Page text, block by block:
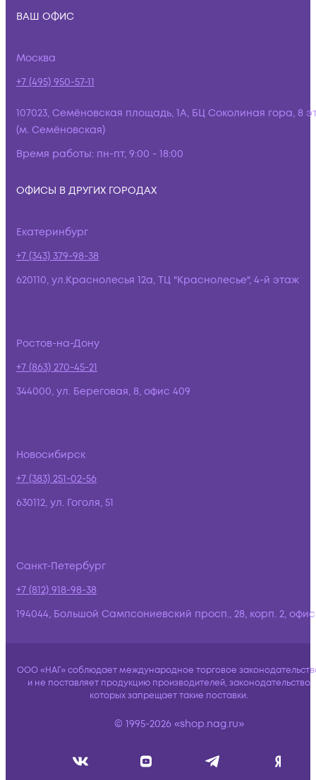
ВАШ ОФИС
Москва
+7 (495) 950-57-11
107023, Семёновская площадь, 1А, БЦ Соколиная гора, 8
(м. Семёновская)
Время работы: пн-пт, 9:00 - 18:00
ОФИСЫ В ДРУГИХ ГОРОДАХ
Екатеринбург
+7 (343) 379-98-38
620110, ул.Краснолесья 12а, ТЦ "Краснолесье", 4-й этаж
Ростов-на-Дону
+7 (863) 270-45-21
344000, ул. Береговая, 8, офис 409
Новосибирск
+7 (383) 251-02-56
630112, ул. Гоголя, 51
Санкт-Петербург
+7 (812) 918-98-38
194044, Большой Сампсониевский просп., 28, корп. 2,
ООО «НАГ» соблюдает международное торговое
и не поставляет продукцию производителей, законодательство
которых запрещает такие поставки.
© 1995-2026 «shop.nag.ru»